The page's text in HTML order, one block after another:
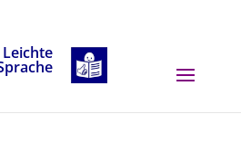
Leichte